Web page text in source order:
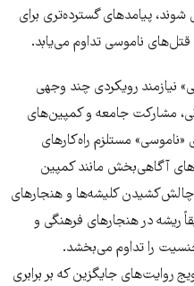
شوند، پیامدهای گسترده‌تری برای
ناموسی تداوم می‌یابد.
نیازمند رویکردی چند وجهی
مشارکت جامعه و کمپین‌های
مستلزم راه‌کارهای
آگاهی‌بخش مانند کمپین
کلیشه‌ها و هنجارهای
ریشه در هنجارهای فرهنگی و
را تداوم می‌بخشد.
روایت‌های جایگزین که بر برابری